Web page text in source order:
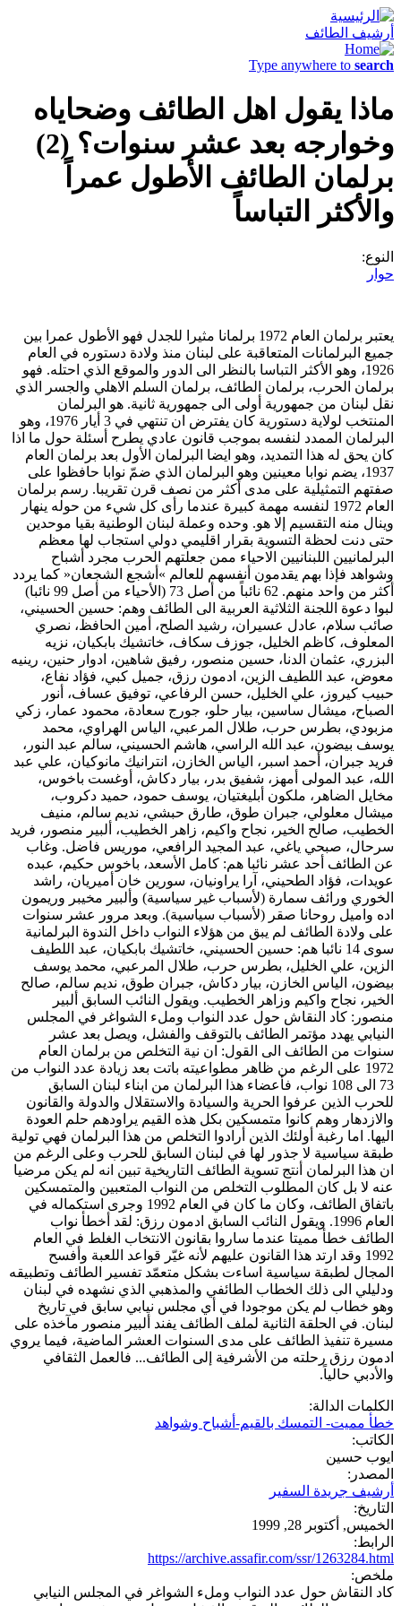
أرشيف الطائف
Type anywhere to search
ماذا يقول اهل الطائف وضحاياه
وخوارجه بعد عشر سنوات؟ (2)
برلمان الطائف الأطول عمراً
والأكثر التباساً
النوع:
حوار
يعتبر برلمان العام 1972 برلمانا مثيرا للجدل فهو الأطول عمرا بين
جميع البرلمانات المتعاقبة على لبنان منذ ولادة دستوره في العام
1926، وهو الأكثر التباسا بالنظر الى الدور والموقع الذي احتله. فهو
برلمان الحرب، برلمان الطائف، برلمان السلم الاهلي والجسر الذي
نقل لبنان من جمهورية أولى الى جمهورية ثانية. هو البرلمان
المنتخب لولاية دستورية كان يفترض ان تنتهي في 3 أيار 1976، وهو
البرلمان الممدد لنفسه بموجب قانون عادي يطرح أسئلة حول ما اذا
كان يحق له هذا التمديد، وهو ايضا البرلمان الأول بعد برلمان العام
1937، يضم نوابا معينين وهو البرلمان الذي ضمّ نوابا حافظوا على
صفتهم التمثيلية على مدى أكثر من نصف قرن تقريبا. رسم برلمان
العام 1972 لنفسه مهمة كبيرة عندما رأى كل شيء من حوله ينهار
وينال منه التقسيم إلا هو. وحده وعملة لبنان الوطنية بقيا موحدين
حتى دنت لحظة التسوية بقرار اقليمي دولي استجاب لها معظم
البرلمانيين اللبنانيين الاحياء ممن جعلتهم الحرب مجرد أشباح
وشواهد فإذا بهم يقدمون أنفسهم للعالم »أشجع الشجعان« كما يردد
أكثر من واحد منهم. 62 نائباً من أصل 73 (الأحياء من أصل 99 نائبا)
لبوا دعوة اللجنة الثلاثية العربية الى الطائف وهم: حسين الحسيني،
صائب سلام، عادل عسيران، رشيد الصلح، أمين الحافظ، نصري
المعلوف، كاظم الخليل، جوزف سكاف، خاتشيك بابكيان، نزيه
البزري، عثمان الدنا، حسين منصور، رفيق شاهين، ادوار حنين، رينيه
معوض، عبد اللطيف الزين، ادمون رزق، جميل كبي، فؤاد نفاع،
حبيب كيروز، علي الخليل، حسن الرفاعي، توفيق عساف، أنور
الصباح، ميشال ساسين، بيار حلو، جورج سعادة، محمود عمار، زكي
مزبودي، بطرس حرب، طلال المرعبي، الياس الهراوي، محمد
يوسف بيضون، عبد الله الراسي، هاشم الحسيني، سالم عبد النور،
فريد جبران، أحمد اسبر، الياس الخازن، انترانيك مانوكيان، علي عبد
الله، عبد المولى أمهز، شفيق بدر، بيار دكاش، أوغست باخوس،
مخايل الضاهر، ملكون أبليغتيان، يوسف حمود، حميد دكروب،
ميشال معلولي، جبران طوق، طارق حبشي، نديم سالم، منيف
الخطيب، صالح الخير، نجاح واكيم، زاهر الخطيب، ألبير منصور، فريد
سرحال، صبحي ياغي، عبد المجيد الرافعي، موريس فاضل. وغاب
عن الطائف أحد عشر نائبا هم: كامل الأسعد، باخوس حكيم، عبده
عويدات، فؤاد الطحيني، آرا يراونيان، سورين خان أميريان، راشد
الخوري ورائف سمارة (لأسباب غير سياسية) وألبير مخيبر وريمون
اده واميل روحانا صقر (لأسباب سياسية). وبعد مرور عشر سنوات
على ولادة الطائف لم يبق من هؤلاء النواب داخل الندوة البرلمانية
سوى 14 نائبا هم: حسين الحسيني، خاتشيك بابكيان، عبد اللطيف
الزين، علي الخليل، بطرس حرب، طلال المرعبي، محمد يوسف
بيضون، الياس الخازن، بيار دكاش، جبران طوق، نديم سالم، صالح
الخير، نجاح واكيم وزاهر الخطيب. ويقول النائب السابق ألبير
منصور: كاد النقاش حول عدد النواب وملء الشواغر في المجلس
النيابي يهدد مؤتمر الطائف بالتوقف والفشل، ويصل بعد عشر
سنوات من الطائف الى القول: ان نية التخلص من برلمان العام
1972 على الرغم من ظاهر مطواعيته باتت بعد زيادة عدد النواب من
73 الى 108 نواب، فأعضاء هذا البرلمان من ابناء لبنان السابق
للحرب الذين عرفوا الحرية والسيادة والاستقلال والدولة والقانون
والازدهار وهم كانوا متمسكين بكل هذه القيم يراودهم حلم العودة
اليها. اما رغبة أولئك الذين أرادوا التخلص من هذا البرلمان فهي تولية
طبقة سياسية لا جذور لها في لبنان السابق للحرب وعلى الرغم من
ان هذا البرلمان أنتج تسوية الطائف التاريخية تبين انه لم يكن مرضيا
عنه لا بل كان المطلوب التخلص من النواب المتعبين والمتمسكين
باتفاق الطائف، وكان ما كان في العام 1992 وجرى استكماله في
العام 1996. ويقول النائب السابق ادمون رزق: لقد أخطأ نواب
الطائف خطأ مميتا عندما ساروا بقانون الانتخاب الغلط في العام
1992 وقد ارتد هذا القانون عليهم لأنه غيّر قواعد اللعبة وأفسح
المجال لطبقة سياسية اساءت بشكل متعمّد تفسير الطائف وتطبيقه
ودليلي الى ذلك الخطاب الطائفي والمذهبي الذي نشهده في لبنان
وهو خطاب لم يكن موجودا في أي مجلس نيابي سابق في تاريخ
لبنان. في الحلقة الثانية لملف الطائف يفند ألبير منصور مآخذه على
مسيرة تنفيذ الطائف على مدى السنوات العشر الماضية، فيما يروي
ادمون رزق رحلته من الأشرفية إلى الطائف... فالعمل الثقافي
والأدبي حالياً.
الكلمات الدالة:
خطأ مميت- التمسك بالقيم-أشباح وشواهد
الكاتب:
ايوب حسين
المصدر:
أرشيف جريدة السفير
التاريخ:
الخميس, أكتوبر 28, 1999
الرابط:
https://archive.assafir.com/ssr/1263284.html
ملخص:
كاد النقاش حول عدد النواب وملء الشواغر في المجلس النيابي